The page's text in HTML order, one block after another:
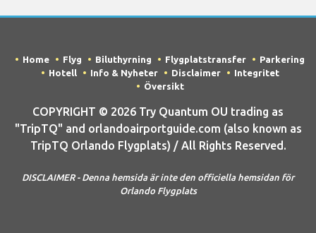
Home Flyg Biluthyrning Flygplatstransfer
Parkering
Hotell
Info & Nyheter Disclaimer
Integritet
Översikt
COPYRIGHT © 2026 Try Quantum OU trading as
"TripTQ" and orlandoairportguide.com (also known as
TripTQ Orlando Flygplats) / All Rights Reserved.
DISCLAIMER - Denna hemsida är inte den officiella hemsidan för
Orlando Flygplats